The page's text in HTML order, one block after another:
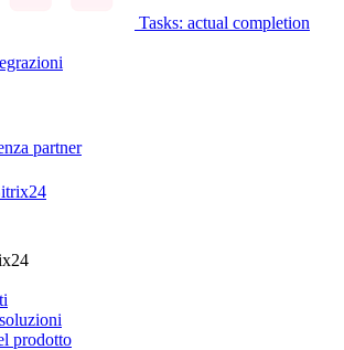
Tasks: actual completion
partner
prodotto